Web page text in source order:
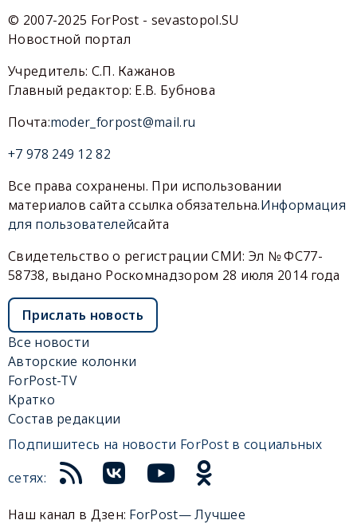
© 2007-2025 ForPost - sevastopol.SU
Новостной портал
Учредитель: С.П. Кажанов
Главный редактор: Е.В. Бубнова
Почта:moder_forpost@mail.ru
+7 978 249 12 82
Все права сохранены. При использовании
материалов сайта ссылка обязательна.Информация
для пользователейсайта
Свидетельство о регистрации СМИ: Эл № ФС77-
58738, выдано Роскомнадзором 28 июля 2014 года
Прислать новость
Все новости
Авторские колонки
ForPost-TV
Кратко
Состав редакции
Подпишитесь на новости ForPost в социальных
сетях:
Наш канал в Дзен: ForPost— Лучшее